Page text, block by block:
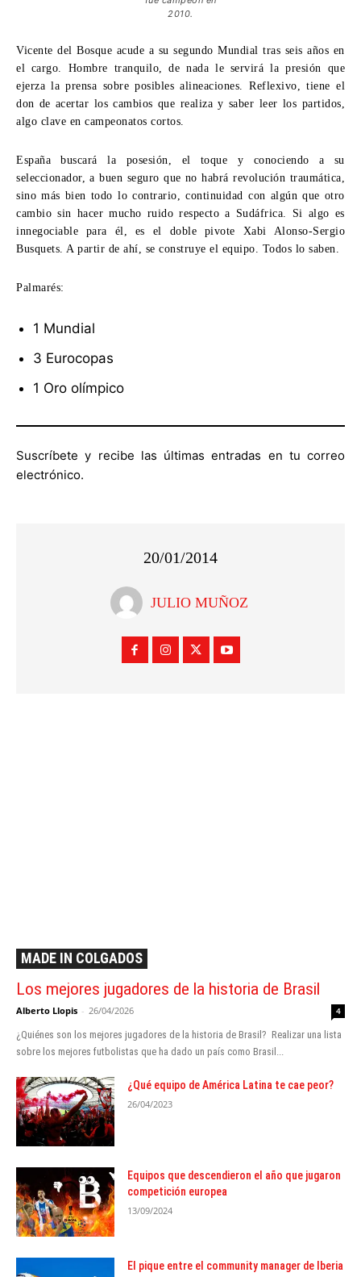
2010.
Vicente del Bosque acude a su segundo Mundial tras seis años en
el cargo. Hombre tranquilo, de nada le servirá la presión que
ejerza la prensa sobre posibles alineaciones. Reflexivo, tiene el
don de acertar los cambios que realiza y saber leer los partidos,
algo clave en campeonatos cortos.
España buscará la posesión, el toque y conociendo a su
seleccionador, a buen seguro que no habrá revolución traumática,
sino más bien todo lo contrario, continuidad con algún que otro
cambio sin hacer mucho ruido respecto a Sudáfrica. Si algo es
innegociable para él, es el doble pivote Xabi Alonso-Sergio
Busquets. A partir de ahí, se construye el equipo. Todos lo saben.
Palmarés:
1 Mundial
3 Eurocopas
1 Oro olímpico
Suscríbete y recibe las últimas entradas en tu correo
electrónico.
20/01/2014
JULIO MUÑOZ
MADE IN COLGADOS
Los mejores jugadores de la historia de Brasil
Alberto Llopis - 26/04/2026 4
¿Quiénes son los mejores jugadores de la historia de Brasil? Realizar una lista
sobre los mejores futbolistas que ha dado un país como Brasil...
¿Qué equipo de América Latina te cae peor?
26/04/2023
Equipos que descendieron el año que jugaron
competición europea
13/09/2024
El pique entre el community manager de Iberia